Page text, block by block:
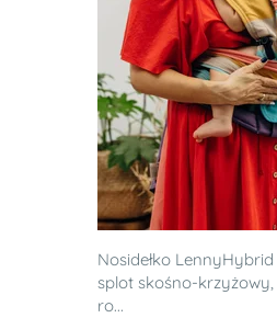
Nosidełko
splot skośno-krzyżowy,
ro...